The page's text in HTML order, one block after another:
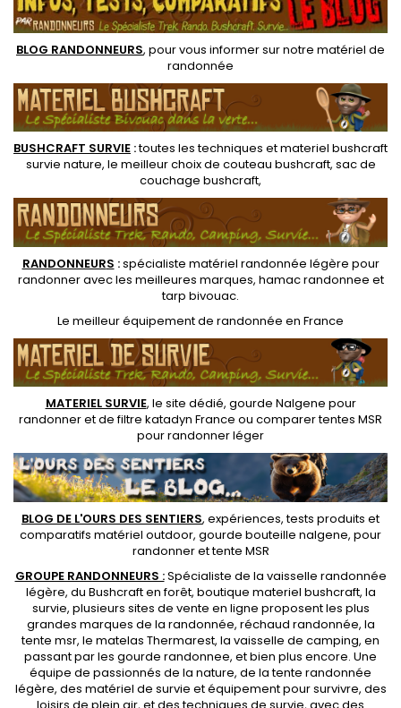
toucher.
BLOG RANDONNEURS, pour vous informer sur notre matériel de
randonnée
BUSHCRAFT SURVIE :toutes les techniques etmateriel bushcraft
survie nature, le meilleur choix de couteau bushcraft, sac de
couchage bushcraft,
RANDONNEURS :spécialiste matériel randonnée légère pour
randonner avec les meilleures marques, hamac randonnee et
tarp bivouac.
Le meilleur équipement de randonnée en France
MATERIEL SURVIE, le site dédié, gourde Nalgene pour
randonneret defiltre katadyn France ou comparer tentes MSR
pour randonner léger
BLOG DE L'OURS DES SENTIERS, expériences, tests produits et
comparatifs matériel outdoor, gourde bouteille nalgene, pour
randonner ettente MSR
GROUPE RANDONNEURS :Spécialiste de la vaisselle randonnée
légère, du Bushcraft en forêt, boutique materiel bushcraft, la
survie, plusieurs sites de vente en ligne proposent les plus
grandes marques de la randonnée, réchaud randonnée, la
tente msr, le matelas Thermarest, la vaisselle de camping, en
passant par les gourde randonnee, et bien plus encore. Une
équipe de passionnés de la nature, de latente randonnée
légère, des matériel de survie et équipement pour survivre, des